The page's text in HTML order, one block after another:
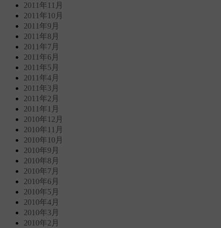
2011年11月
2011年10月
2011年9月
2011年8月
2011年7月
2011年6月
2011年5月
2011年4月
2011年3月
2011年2月
2011年1月
2010年12月
2010年11月
2010年10月
2010年9月
2010年8月
2010年7月
2010年6月
2010年5月
2010年4月
2010年3月
2010年2月